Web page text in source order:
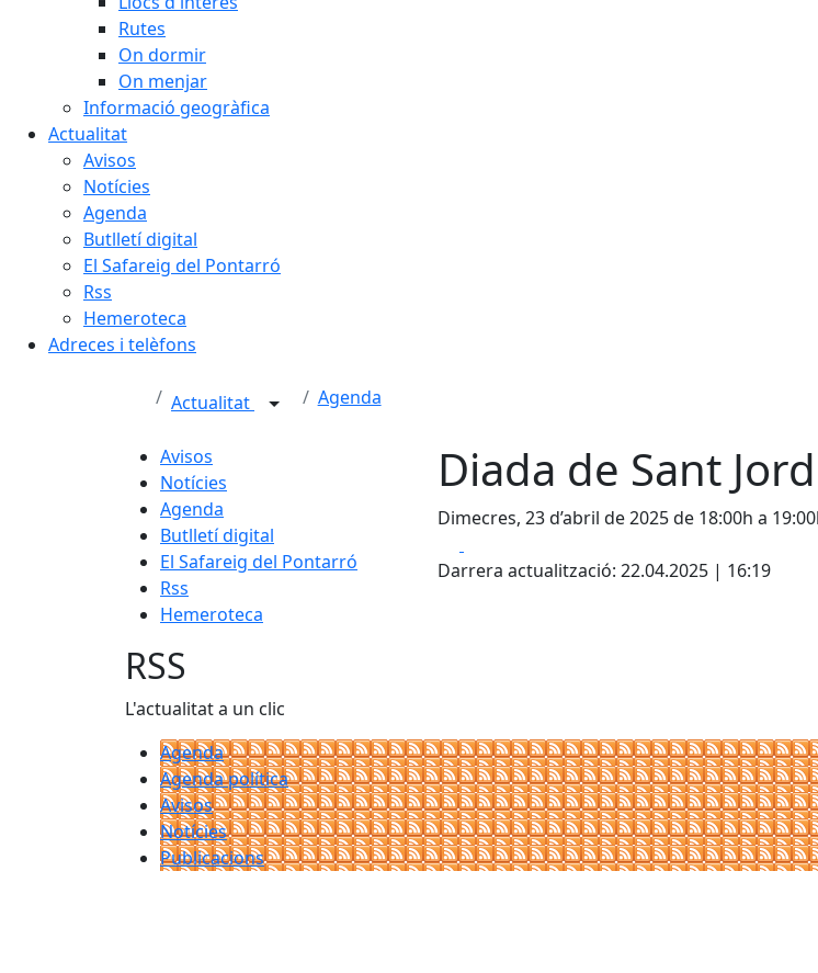
Rutes
On dormir
On menjar
Informació geogràfica
Actualitat
Avisos
Notícies
Agenda
Butlletí digital
El Safareig del Pontarró
Rss
Hemeroteca
Adreces i telèfons
Actualitat Agenda
Avisos
Notícies
Agenda
Butlletí digital
El Safareig del Pontarró
Rss
Hemeroteca
Diada de Sant
Dimecres, 23 d’abril de 2025 de 18:00h a
Darrera actualització: 22.04.2025 | 16:19
RSS
L'actualitat a un clic
Agenda
Agenda política
Avisos
Notícies
Publicacions